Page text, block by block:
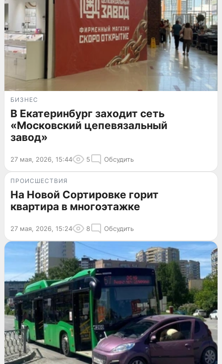
БИЗНЕС
В Екатеринбург заходит сеть
«Московский цепевязальный
завод»
27 мая, 2026, 15:44 5 Обсудить
ПРОИСШЕСТВИЯ
На Новой Сортировке горит
квартира в многоэтажке
27 мая, 2026, 15:24 8 Обсудить